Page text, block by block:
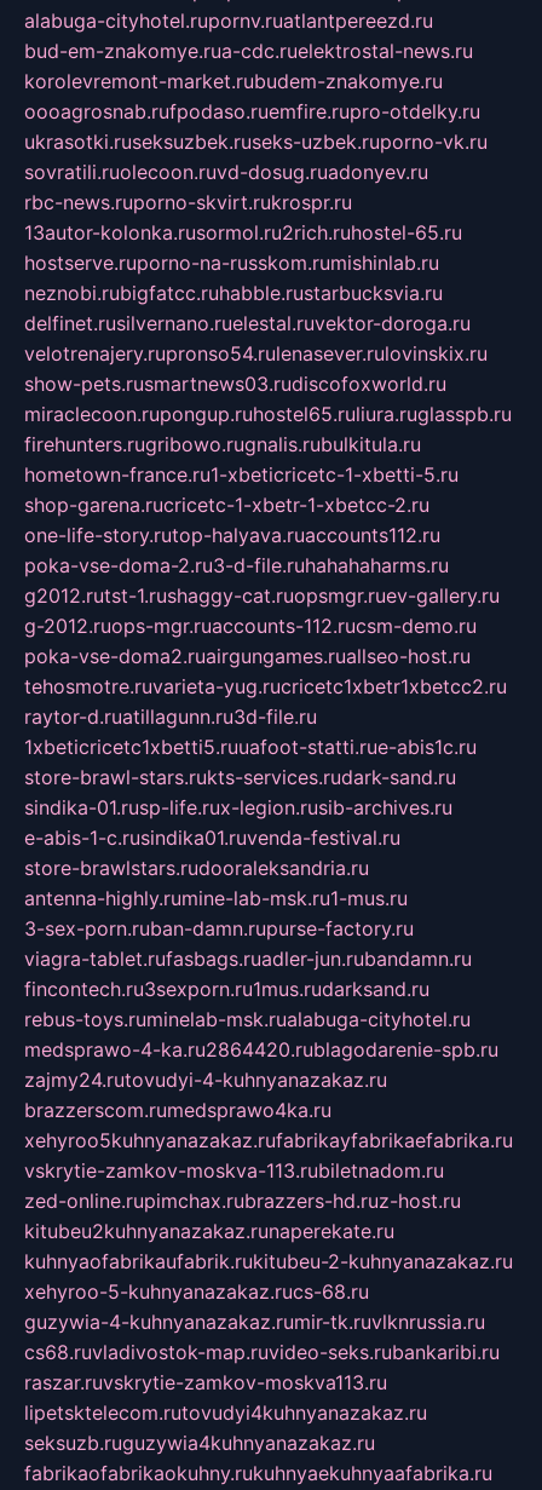
alabuga-cityhotel.rupornv.ruatlantpereezd.ru
bud-em-znakomye.rua-cdc.ruelektrostal-news.ru
korolevremont-market.rubudem-znakomye.ru
oooagrosnab.rufpodaso.ruemfire.rupro-otdelky.ru
ukrasotki.ruseksuzbek.ruseks-uzbek.ruporno-vk.ru
sovratili.ruolecoon.ruvd-dosug.ruadonyev.ru
rbc-news.ruporno-skvirt.rukrospr.ru
13autor-kolonka.rusormol.ru2rich.ruhostel-65.ru
hostserve.ruporno-na-russkom.rumishinlab.ru
neznobi.rubigfatcc.ruhabble.rustarbucksvia.ru
delfinet.rusilvernano.ruelestal.ruvektor-doroga.ru
velotrenajery.rupronso54.rulenasever.rulovinskix.ru
show-pets.rusmartnews03.rudiscofoxworld.ru
miraclecoon.rupongup.ruhostel65.ruliura.ruglasspb.ru
firehunters.rugribowo.rugnalis.rubulkitula.ru
hometown-france.ru1-xbeticricetc-1-xbetti-5.ru
shop-garena.rucricetc-1-xbetr-1-xbetcc-2.ru
one-life-story.rutop-halyava.ruaccounts112.ru
poka-vse-doma-2.ru3-d-file.ruhahahaharms.ru
g2012.rutst-1.rushaggy-cat.ruopsmgr.ruev-gallery.ru
g-2012.ruops-mgr.ruaccounts-112.rucsm-demo.ru
poka-vse-doma2.ruairgungames.ruallseo-host.ru
tehosmotre.ruvarieta-yug.rucricetc1xbetr1xbetcc2.ru
raytor-d.ruatillagunn.ru3d-file.ru
1xbeticricetc1xbetti5.ruuafoot-statti.rue-abis1c.ru
store-brawl-stars.rukts-services.rudark-sand.ru
sindika-01.rusp-life.rux-legion.rusib-archives.ru
e-abis-1-c.rusindika01.ruvenda-festival.ru
store-brawlstars.rudooraleksandria.ru
antenna-highly.rumine-lab-msk.ru1-mus.ru
3-sex-porn.ruban-damn.rupurse-factory.ru
viagra-tablet.rufasbags.ruadler-jun.rubandamn.ru
fincontech.ru3sexporn.ru1mus.rudarksand.ru
rebus-toys.ruminelab-msk.rualabuga-cityhotel.ru
medsprawo-4-ka.ru2864420.rublagodarenie-spb.ru
zajmy24.rutovudyi-4-kuhnyanazakaz.ru
brazzerscom.rumedsprawo4ka.ru
xehyroo5kuhnyanazakaz.rufabrikayfabrikaefabrika.ru
vskrytie-zamkov-moskva-113.rubiletnadom.ru
zed-online.rupimchax.rubrazzers-hd.ruz-host.ru
kitubeu2kuhnyanazakaz.runaperekate.ru
kuhnyaofabrikaufabrik.rukitubeu-2-kuhnyanazakaz.ru
xehyroo-5-kuhnyanazakaz.rucs-68.ru
guzywia-4-kuhnyanazakaz.rumir-tk.ruvlknrussia.ru
cs68.ruvladivostok-map.ruvideo-seks.rubankaribi.ru
raszar.ruvskrytie-zamkov-moskva113.ru
lipetsktelecom.rutovudyi4kuhnyanazakaz.ru
seksuzb.ruguzywia4kuhnyanazakaz.ru
fabrikaofabrikaokuhny.rukuhnyaekuhnyaafabrika.ru